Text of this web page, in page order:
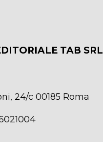
TAB SRL
24/c 00185 Roma